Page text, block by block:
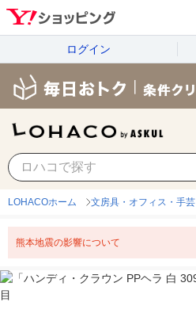
ログイン
LOHACOホーム 文房具・オフィス・手芸
熊本地震の影響について